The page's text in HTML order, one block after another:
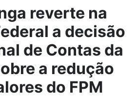
reverte na
a decisão
de Contas da
a redução
do FPM